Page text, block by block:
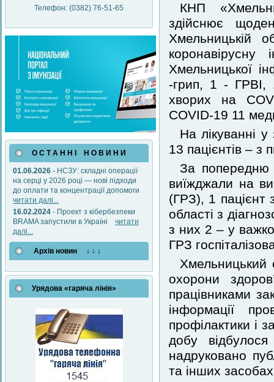
Телефон: (0382) 76-51-65
О С Т А Н Н І Н О В И Н И
01.06.2026 - НСЗУ: складні операції
на серці у 2026 році — нові підходи
до оплати та концентрації допомоги
читати далі...
16.02.2024 - Проект з кібербезпеки
BRAMA запустили в Україні читати
далі...
Архів новин ↓ ↓ ↓
Урядова «гаряча лінія»
КНП
здійснює
Хмельницькій
Хмельницької
-грип, 1 - ГРВІ,
хворих на
COVID-19 11
На лікуванні
13 пацієнтів – з
За попередню
виїжджали на
(ГРЗ), 1 пацієнт
області з
з них 2 – у
ГРЗ
Хмельницький
охорони
працівниками
інформації
профілактики і
добу
надруковано
та інших